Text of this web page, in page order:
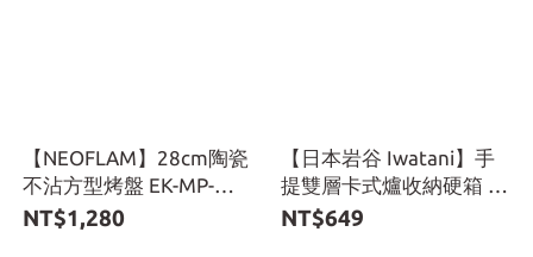
【NEOFLAM】28cm陶瓷
不沾方型烤盤 EK-MP-
G28-DP-01 可卸式把手 岩
NT$1,280
【日本岩谷 Iwatani】手
提雙層卡式爐收納硬箱 L-
1-CASE
NT$649